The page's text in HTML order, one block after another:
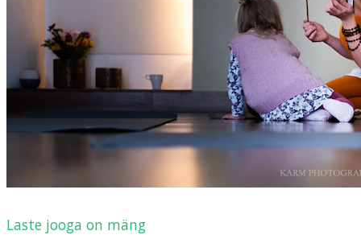
Laste jooga on mäng